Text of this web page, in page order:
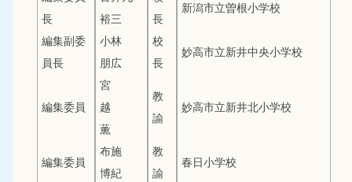
長
裕三
長
新潟市立曽根小学校
編集副委
員長
小林
朋広
校
長
妙高市立新井中央小学校
編集委員
宮
越
薫
教
諭
妙高市立新井北小学校
編集委員
布施
博紀
教
諭
春日小学校